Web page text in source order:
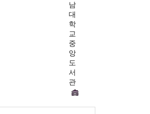
남
대
학
교
중
앙
도
서
관